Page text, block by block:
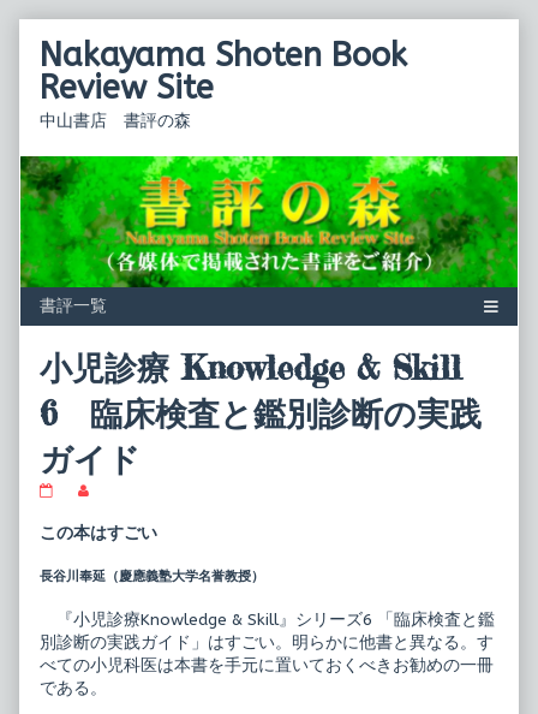
contentNakayama Shoten Book
Review Site
中山書店 書評の森
小児診療 Knowledge & Skill
6 臨床検査と鑑別診断の実践
ガイド
診
療
&
6
臨
床
検
査
posts
by
author
小
児
診
療
Knowledge
この本はすごい
長谷川奉延（慶應義塾大学名誉教授）
『小児診療Knowledge & Skill』シリーズ6 「臨床検査と鑑
別診断の実践ガイド」はすごい。明らかに他書と異なる。す
べての小児科医は本書を手元に置いておくべきお勧めの一冊
である。